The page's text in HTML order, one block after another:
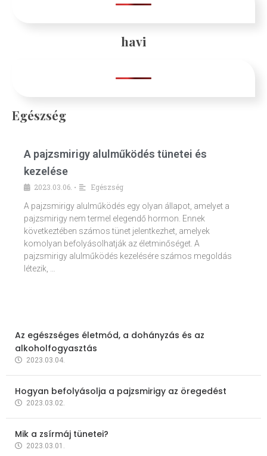
havi
Egészség
A pajzsmirigy alulműködés tünetei és
kezelése
2023.03.06. •
Egészség
A pajzsmirigy alulműködés egy olyan állapot, amelyet a
pajzsmirigy nem termel elegendő hormon. Ennek
következtében számos tünet jelentkezhet, amelyek
komolyan befolyásolhatják az életminőséget. A
pajzsmirigy alulműködés kezelésére számos megoldás
létezik, …
Az egészséges életmód, a dohányzás és az
alkoholfogyasztás
2023.03.04.
Hogyan befolyásolja a pajzsmirigy az öregedést
2023.03.02.
Mik a zsírmáj tünetei?
2023.03.01.